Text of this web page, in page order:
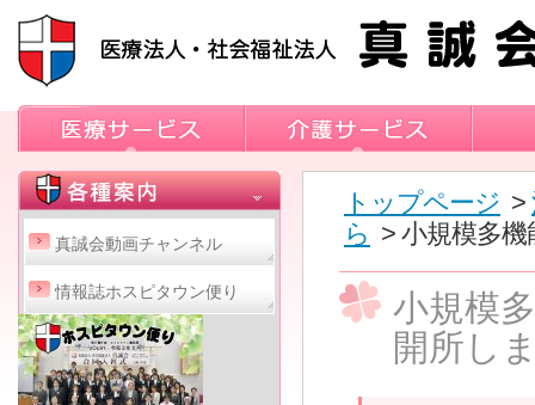
真誠会動画チャンネル
情報誌ホスピタウン便り
トップページ >
ら > 小規模多
小規模
開所し